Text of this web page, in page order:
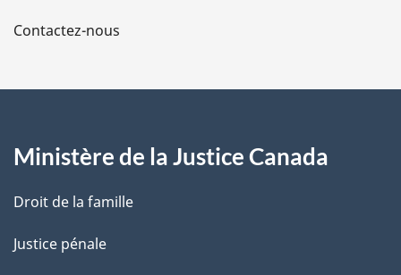
a
e
Contactez-nous
Ministère de la Justice Canada
Droit de la famille
Justice pénale